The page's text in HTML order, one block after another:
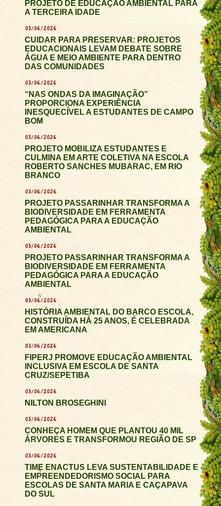
PROJETO DE EDUCAÇÃO AMBIENTAL PARA
A TERCEIRA IDADE
03/06/2026
CUIDAR PARA PRESERVAR: PROJETOS
EDUCACIONAIS LEVAM DEBATE SOBRE
ÁGUA E MEIO AMBIENTE PARA DENTRO
DAS COMUNIDADES
03/06/2026
“NAS ONDAS DA IMAGINAÇÃO”
PROPORCIONA EXPERIÊNCIA
INESQUECÍVEL A ESTUDANTES DE CAMPO
BOM
03/06/2026
PROJETO MOBILIZA ESTUDANTES E
CULMINA EM ARTE COLETIVA NA ESCOLA
ROBERTO SANCHES MUBARAC, EM RIO
BRANCO
03/06/2026
PROJETO PASSARINHAR TRANSFORMA A
BIODIVERSIDADE EM FERRAMENTA
PEDAGÓGICA PARA A EDUCAÇÃO
AMBIENTAL
03/06/2026
PROJETO PASSARINHAR TRANSFORMA A
BIODIVERSIDADE EM FERRAMENTA
PEDAGÓGICA PARA A EDUCAÇÃO
AMBIENTAL
03/06/2026
HISTÓRIA AMBIENTAL DO BARCO ESCOLA,
CONSTRUÍDA HÁ 25 ANOS, É CELEBRADA
EM AMERICANA
03/06/2026
FIPERJ PROMOVE EDUCAÇÃO AMBIENTAL
INCLUSIVA EM ESCOLA DE SANTA
CRUZ/SEPETIBA
03/06/2026
NILTON BROSEGHINI
03/06/2026
CONHEÇA HOMEM QUE PLANTOU 40 MIL
ÁRVORES E TRANSFORMOU REGIÃO DE SP
03/06/2026
TIME ENACTUS LEVA SUSTENTABILIDADE E
EMPREENDEDORISMO SOCIAL PARA
ESCOLAS DE SANTA MARIA E CAÇAPAVA
DO SUL